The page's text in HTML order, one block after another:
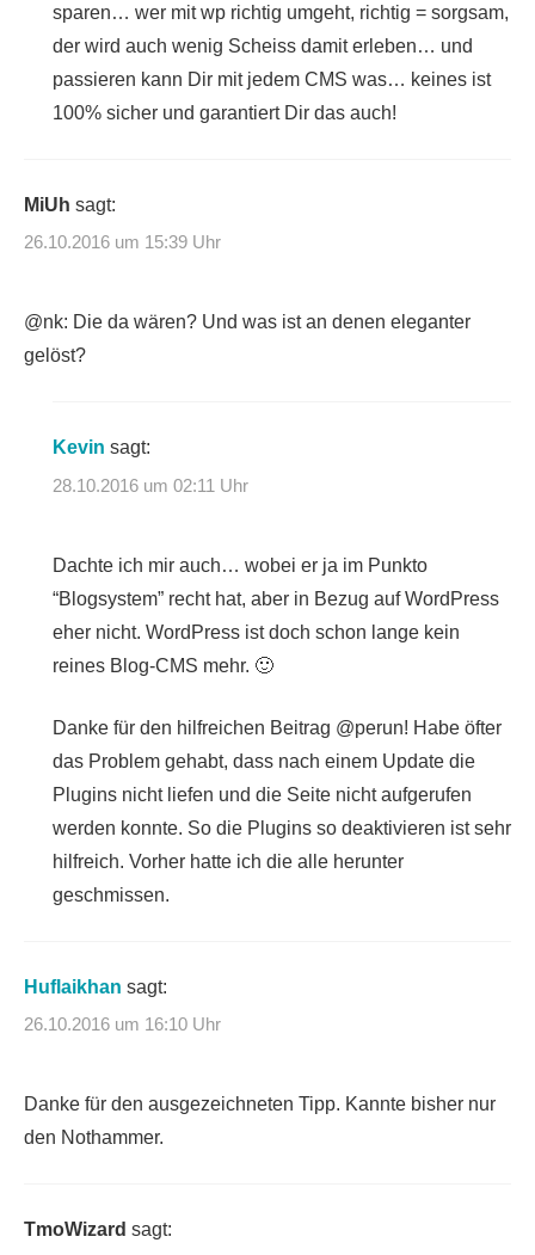
sparen… wer mit wp richtig umgeht, richtig = sorgsam,
der wird auch wenig Scheiss damit erleben… und
passieren kann Dir mit jedem CMS was… keines ist
100% sicher und garantiert Dir das auch!
MiUh sagt:
26.10.2016 um 15:39 Uhr
@nk: Die da wären? Und was ist an denen eleganter
gelöst?
Kevin sagt:
28.10.2016 um 02:11 Uhr
Dachte ich mir auch… wobei er ja im Punkto
“Blogsystem” recht hat, aber in Bezug auf WordPress
eher nicht. WordPress ist doch schon lange kein
reines Blog-CMS mehr. 🙂
Danke für den hilfreichen Beitrag @perun! Habe öfter
das Problem gehabt, dass nach einem Update die
Plugins nicht liefen und die Seite nicht aufgerufen
werden konnte. So die Plugins so deaktivieren ist sehr
hilfreich. Vorher hatte ich die alle herunter
geschmissen.
Huflaikhan sagt:
26.10.2016 um 16:10 Uhr
Danke für den ausgezeichneten Tipp. Kannte bisher nur
den Nothammer.
TmoWizard sagt: